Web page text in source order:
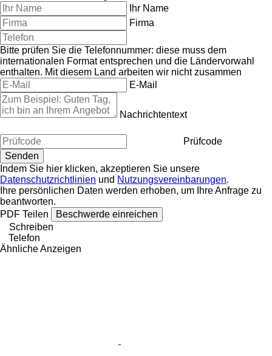
Ihr Name
Firma
Bitte prüfen Sie die Telefonnummer: diese muss dem
internationalen Format entsprechen und die Ländervorwahl
enthalten. Mit diesem Land arbeiten wir nicht zusammen
E-Mail
Nachrichtentext
Prüfcode
Indem Sie hier klicken, akzeptieren Sie unsere
Datenschutzrichtlinien und Nutzungsvereinbarungen.
Ihre persönlichen Daten werden erhoben, um Ihre Anfrage zu
beantworten.
PDF Teilen
Beschwerde einreichen
Schreiben
Telefon
Ähnliche Anzeigen